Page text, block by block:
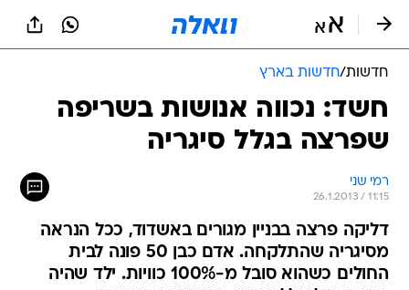
חדשות/חדשות בארץ
חשד: נכווה אנושות בשריפה
שפרצה בגלל סיגריה
רמי שני
26.1.2013 / 11:15
דליקה פרצה בבניין מגורים באשדוד, ככל הנראה
מסיגריה שהתלקחה. אדם כבן 50 פונה לבית
החולים כשהוא סובל מ-100% כוויות. ילד שהיה